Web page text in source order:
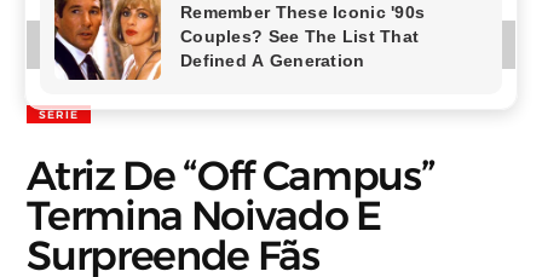
MENU
SÉRIE
Atriz De “Off Campus”
Termina Noivado E
Surpreende Fãs